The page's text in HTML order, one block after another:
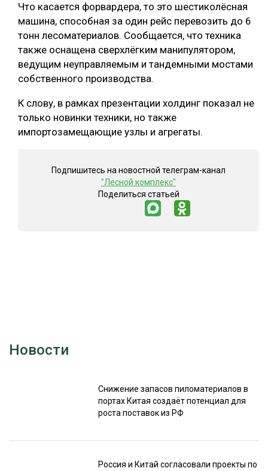
Что касается форвардера, то это шестиколёсная
машина, способная за один рейс перевозить до 6
тонн лесоматериалов. Сообщается, что техника
также оснащена сверхлёгким манипулятором,
ведущим неуправляемым и тандемными мостами
собственного производства.
К слову, в рамках презентации холдинг показал не
только новинки техники, но также
импортозамещающие узлы и агрегаты.
Подпишитесь на новостной телеграм-канал
"Лесной комплекс"
Поделиться статьей
Новости
Снижение запасов пиломатериалов в
портах Китая создаёт потенциал для
роста поставок из РФ
Россия и Китай согласовали проекты по